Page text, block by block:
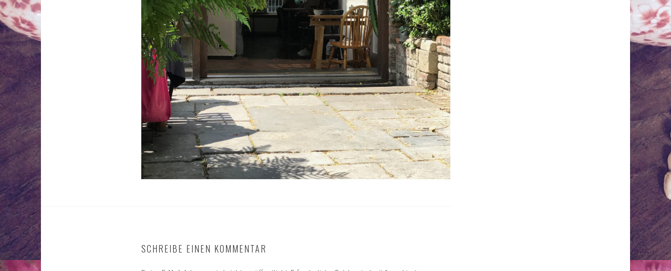
SCHREIBE EINEN KOMMENTAR